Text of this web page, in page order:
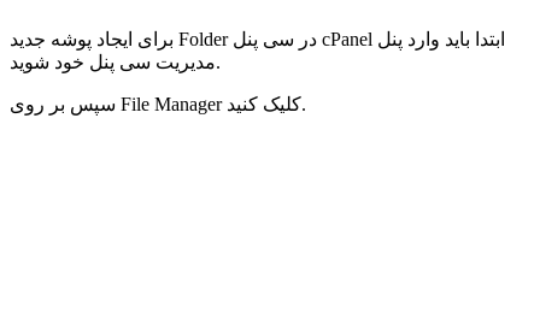
برای ایجاد پوشه جدید Folder در سی پنل cPanel ابتدا باید وارد پنل
مدیریت سی پنل خود شوید.
سپس بر روی File Manager کلیک کنید.